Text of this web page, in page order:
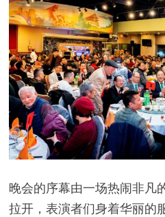
晚会的序幕由一场热闹非凡
拉开，表演者们身着华丽的